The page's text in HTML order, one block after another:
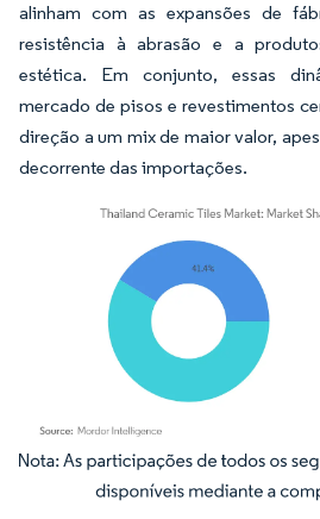
alinham com as expansões de
resistência à abrasão e a
estética. Em conjunto, essas
mercado de pisos e revestimentos
direção a um mix de maior valor,
decorrente das importações.
Imagem © Mordor Intelligence. O reuso requer